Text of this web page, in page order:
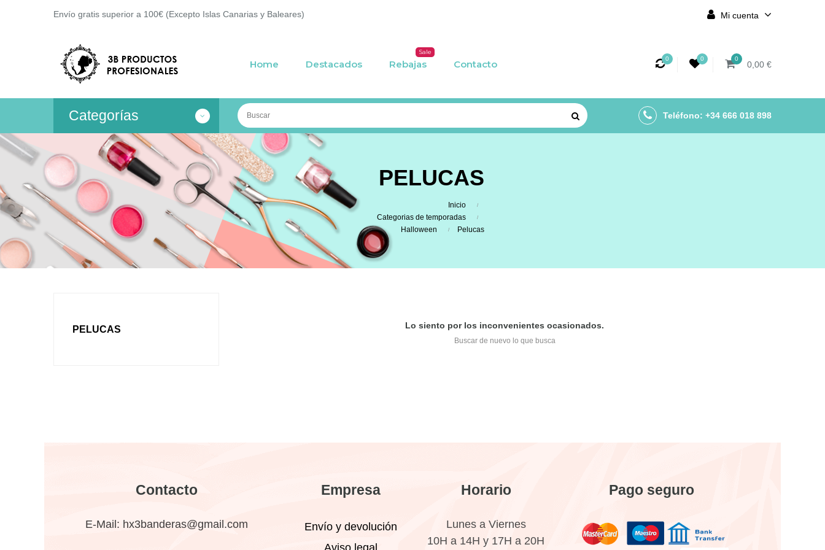
Envío gratis superior a 100€ (Excepto Islas Canarias y Baleares) Mi cuenta
Home Destacados Rebajas
Sale
Contacto 0 0 0
0,00 €
Categorías Teléfono: +34 666 018 898
PELUCAS
Inicio
Categorias de temporadas
Halloween
Pelucas
PELUCAS Lo siento por los inconvenientes ocasionados.
Buscar de nuevo lo que busca
Contacto
E-Mail: hx3banderas@gmail.com
Empresa
Envío y devolución
Aviso legal
Horario
Lunes a Viernes
10H a 14H y 17H a 20H
Pago seguro